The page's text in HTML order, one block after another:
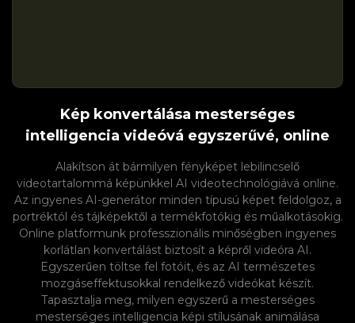
Kép konvertálása mesterséges
intelligencia videóvá egyszerűvé, online
Alakítson át bármilyen fényképet lebilincselő
videotartalommá képünkkel AI videotechnológiává online.
Az ingyenes AI-generátor minden típusú képet feldolgoz, a
portréktól és tájképektől a termékfotókig és műalkotásokig.
Online platformunk professzionális minőségben ingyenes
korlátlan konvertálást biztosít a képről videóra AI.
Egyszerűen töltse fel fotóit, és az AI természetes
mozgáseffektusokkal rendelkező videókat készít.
Tapasztalja meg, milyen egyszerű a mesterséges
mesterséges intelligencia képi stílusának animálása